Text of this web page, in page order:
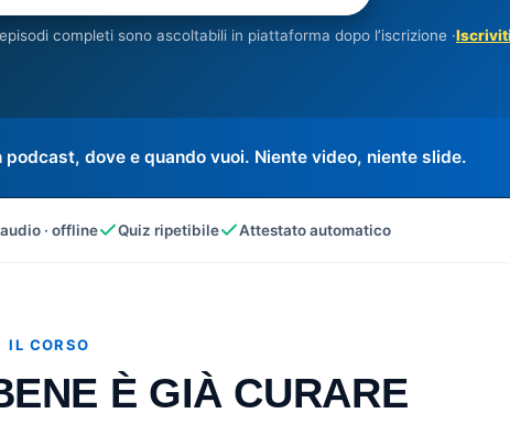
completi sono ascoltabili in piattaforma dopo l’iscrizione ·
dove e quando vuoi. Niente video, niente slide.
· offline Quiz ripetibile Attestato automatico
IL CORSO
È GIÀ CURARE